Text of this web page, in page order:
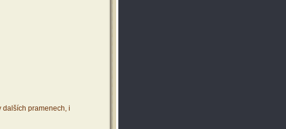
dalších pramenech, i